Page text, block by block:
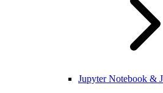
Jupyter Notebook &